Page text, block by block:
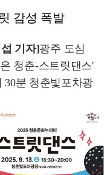
감성 폭발
기자]광주 도심
청춘-스트릿댄스'
30분 청춘빛포차광